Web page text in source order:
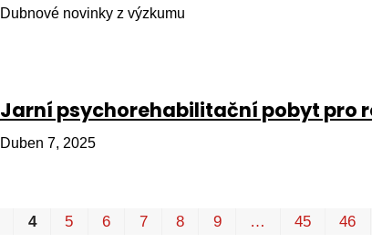
Dubnové novinky z výzkumu
Jarní psychorehabilitační pobyt pro
Duben 7, 2025
4 5 6 7 8 9 … 45 46